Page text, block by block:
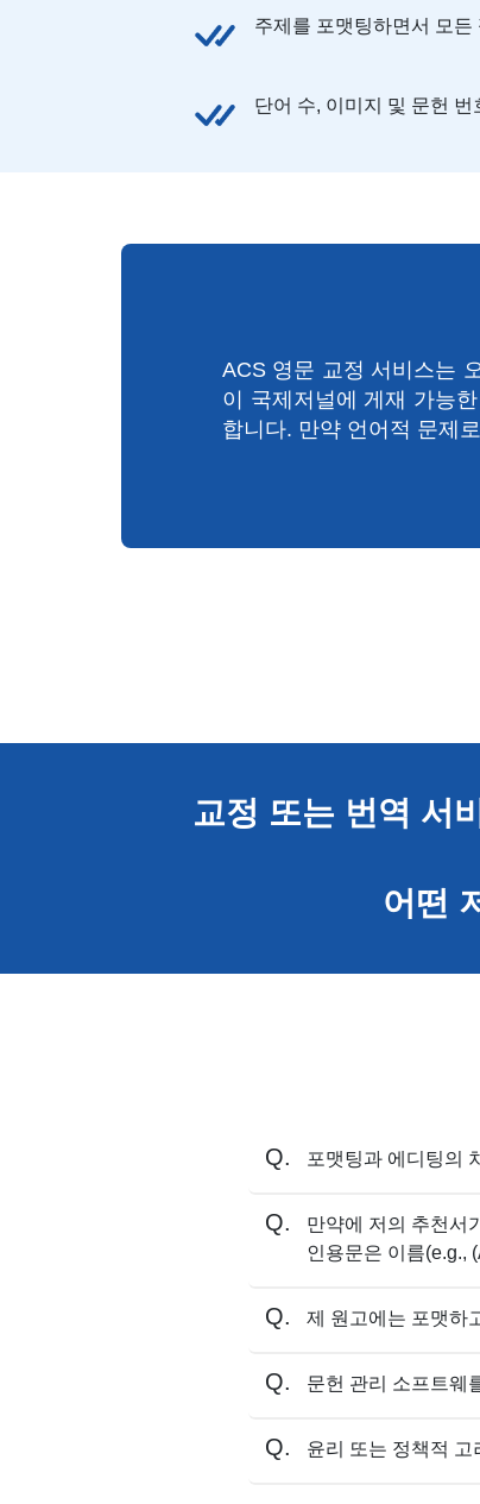
주제를 포맷팅하면서 모
단어 수, 이미지 및 문헌 번
ACS 영문 교정 서비스는
이 국제저널에 게재 가능
합니다. 만약 언어적 문제
교정 또는 번역 서
어떤
포맷팅과 에디팅의
만약에 저의 추천서
인용문은 이름(e.g.,
제 원고에는 포맷하
문헌 관리 소프트웨
윤리 또는 정책적